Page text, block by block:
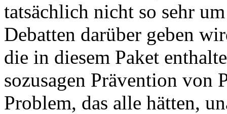
tatsächlich nicht so sehr
Debatten darüber geben
die in diesem Paket
sozusagen Prävention von
Problem, das alle hätten,